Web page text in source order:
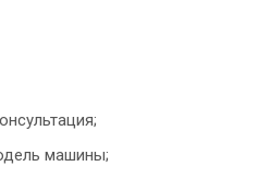
машины;